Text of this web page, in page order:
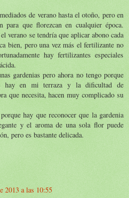
de verano hasta el otoño, pero en
para que florezcan en cualquier época.
verano se tendría que aplicar abono cada
bien, pero una vez más el fertilizante no
hay fertilizantes especiales
gardenias pero ahora no tengo porque
hay en mi terraza y la dificultad de
que necesita, hacen muy complicado su
hay que reconocer que la gardenia
y el aroma de una sola flor puede
pero es bastante delicada.
2013 a las 10:55